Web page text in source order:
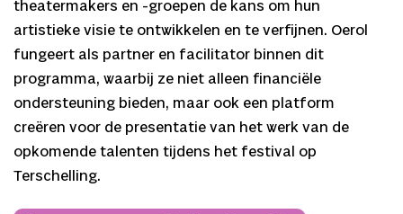
theatermakers en -groepen de kans om hun
artistieke visie te ontwikkelen en te verfijnen. Oerol
fungeert als partner en facilitator binnen dit
programma, waarbij ze niet alleen financiële
ondersteuning bieden, maar ook een platform
creëren voor de presentatie van het werk van de
opkomende talenten tijdens het festival op
Terschelling.